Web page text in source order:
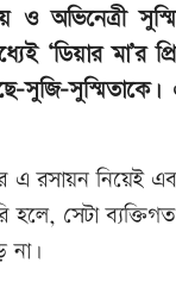
ও অভিনেত্রী
‘ডিয়ার মা’র
সুজি-
এ রসায়ন নিয়েই
হলে, সেটা
না।